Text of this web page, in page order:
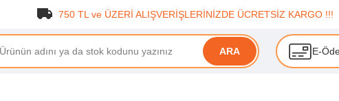
750 TL ve ÜZERİ ALIŞVERİŞLERİNİZDE ÜCRETSİZ KARGO !!!
ARA E-